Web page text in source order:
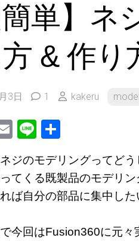
簡単】
& 作り
3日 1 kakeru
Email
Line
ジのモデリングってどう
てくる既製品のモデリ
ば自分の部品に集中した
今回はFusion360に元々